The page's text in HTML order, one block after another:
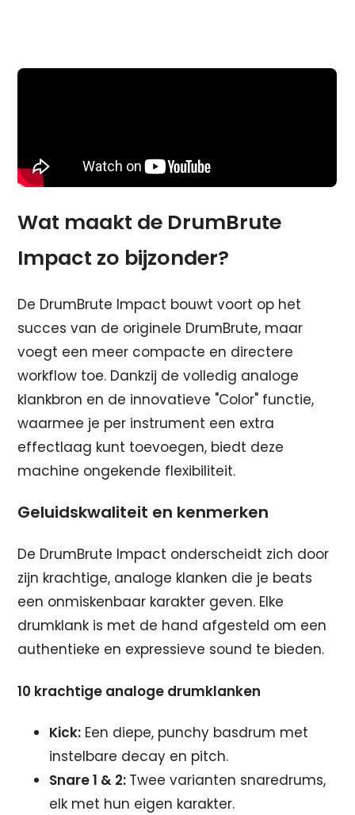
Wat maakt de DrumBrute
Impact zo bijzonder?
De DrumBrute Impact bouwt voort op het
succes van de originele DrumBrute, maar
voegt een meer compacte en directere
workflow toe. Dankzij de volledig analoge
klankbron en de innovatieve "Color" functie,
waarmee je per instrument een extra
effectlaag kunt toevoegen, biedt deze
machine ongekende flexibiliteit.
Geluidskwaliteit en kenmerken
De DrumBrute Impact onderscheidt zich door
zijn krachtige, analoge klanken die je beats
een onmiskenbaar karakter geven. Elke
drumklank is met de hand afgesteld om een
authentieke en expressieve sound te bieden.
10 krachtige analoge drumklanken
Kick: Een diepe, punchy basdrum met
instelbare decay en pitch.
Snare 1 & 2: Twee varianten snaredrums,
elk met hun eigen karakter.